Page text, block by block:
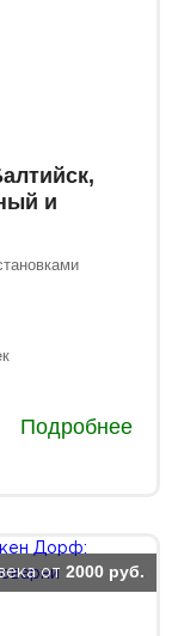
и
Подробнее
от 2000 руб.